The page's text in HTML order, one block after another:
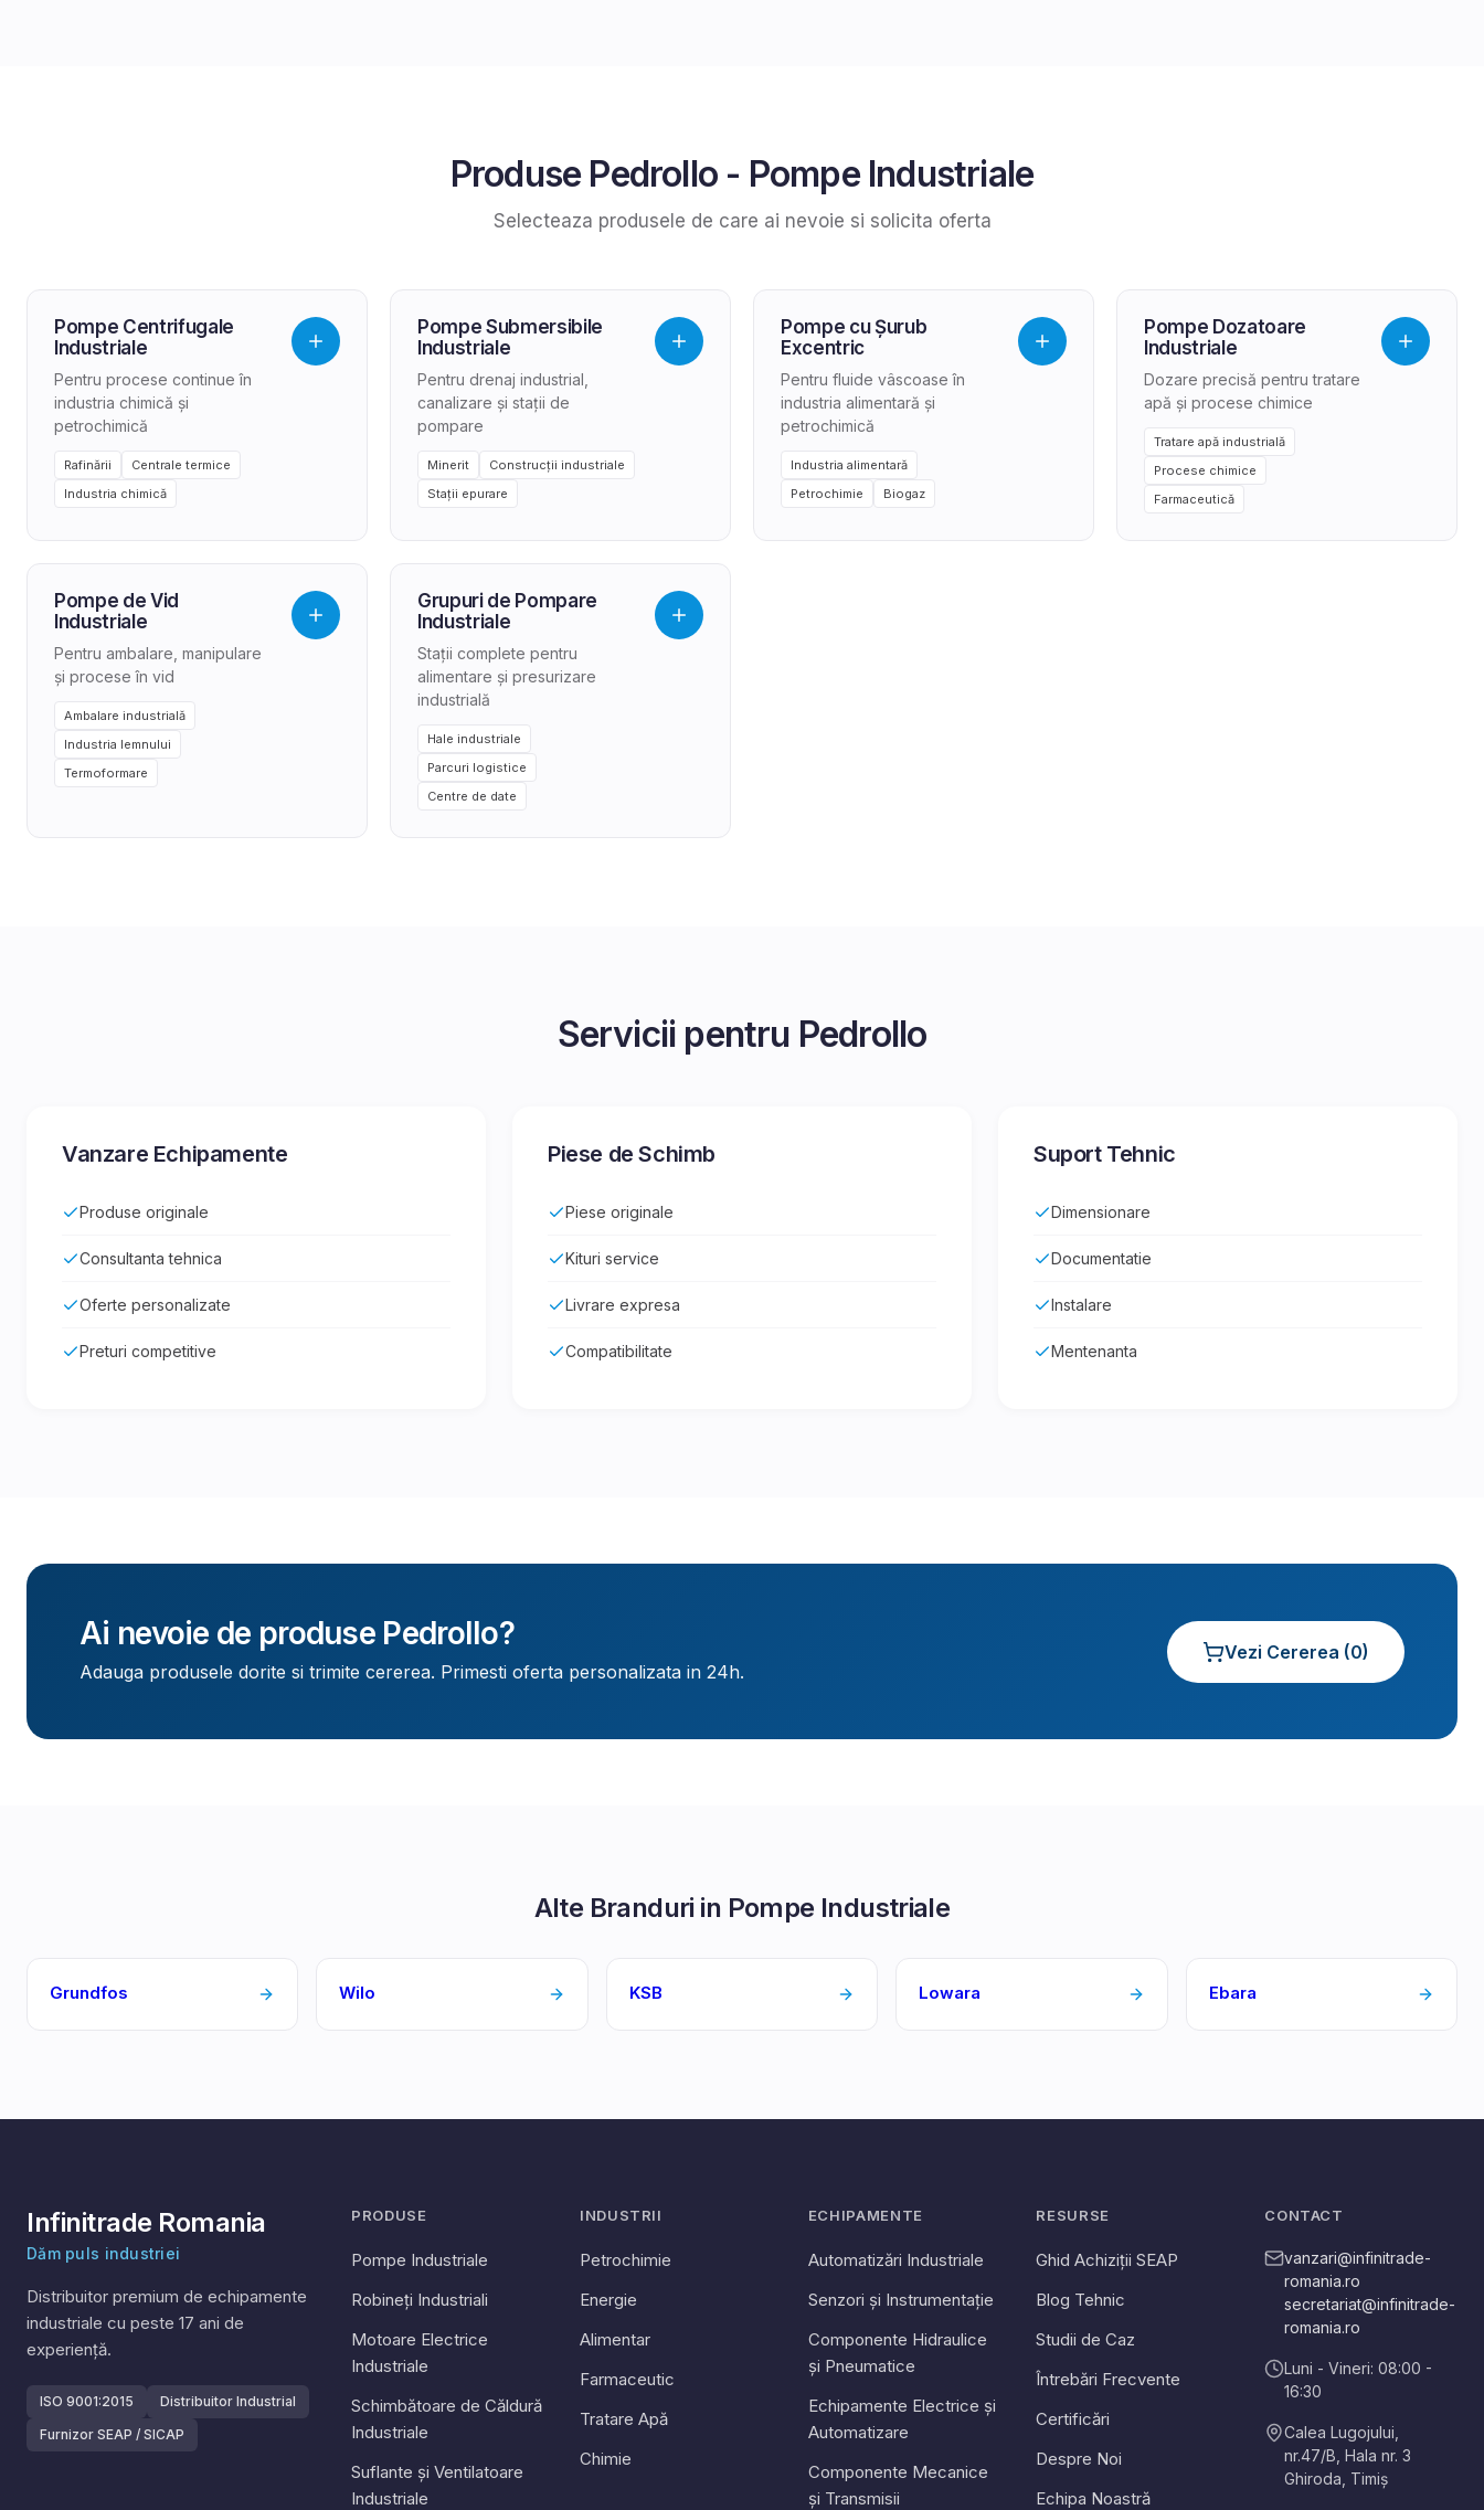
Produse Pedrollo - Pompe Industriale
Selecteaza produsele de care ai nevoie si solicita oferta
Pompe Centrifugale
Industriale
Pentru procese continue în
industria chimică și
petrochimică
Rafinării
Centrale termice
Industria chimică
Pompe Submersibile
Industriale
Pentru drenaj industrial,
canalizare și stații de
pompare
Minerit
Construcții industriale
Stații epurare
Pompe cu Șurub
Excentric
Pentru fluide vâscoase în
industria alimentară și
petrochimică
Industria alimentară
Petrochimie
Biogaz
Pompe Dozatoare
Industriale
Dozare precisă pentru tratare
apă și procese chimice
Tratare apă industrială
Procese chimice
Farmaceutică
Pompe de Vid
Industriale
Pentru ambalare, manipulare
și procese în vid
Ambalare industrială
Industria lemnului
Termoformare
Grupuri de Pompare
Industriale
Stații complete pentru
alimentare și presurizare
industrială
Hale industriale
Parcuri logistice
Centre de date
Servicii pentru Pedrollo
Vanzare Echipamente
Produse originale
Consultanta tehnica
Oferte personalizate
Preturi competitive
Piese de Schimb
Piese originale
Kituri service
Livrare expresa
Compatibilitate
Suport Tehnic
Dimensionare
Documentatie
Instalare
Mentenanta
Ai nevoie de produse Pedrollo?
Adauga produsele dorite si trimite cererea. Primesti oferta personalizata in 24h.
Vezi Cererea (0)
Alte Branduri in Pompe Industriale
Grundfos Wilo KSB Lowara Ebara
Infinitrade Romania
Dăm puls industriei
Distribuitor premium de echipamente
industriale cu peste 17 ani de
experiență.
ISO 9001:2015
Distribuitor Industrial
Furnizor SEAP / SICAP
PRODUSE
Pompe Industriale
Robineți Industriali
Motoare Electrice
Industriale
Schimbătoare de Căldură
Industriale
Suflante și Ventilatoare
Industriale
INDUSTRII
Petrochimie
Energie
Alimentar
Farmaceutic
Tratare Apă
Chimie
ECHIPAMENTE
Automatizări Industriale
Senzori și Instrumentație
Componente Hidraulice
și Pneumatice
Echipamente Electrice și
Automatizare
Componente Mecanice
și Transmisii
RESURSE
Ghid Achiziții SEAP
Blog Tehnic
Studii de Caz
Întrebări Frecvente
Certificări
Despre Noi
Echipa Noastră
CONTACT
vanzari@infinitrade-
romania.ro
secretariat@infinitrade-
romania.ro
Luni - Vineri: 08:00 -
16:30
Calea Lugojului,
nr.47/B, Hala nr. 3
Ghiroda Timiș